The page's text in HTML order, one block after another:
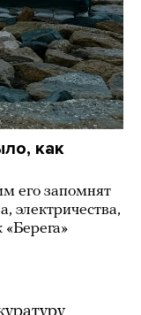
как
его запомнят
электричества,